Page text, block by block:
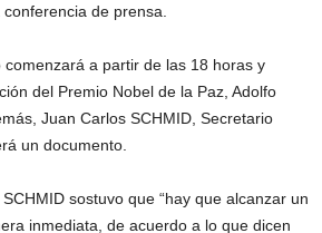
de prensa.
comenzará a partir de las 18 horas y
del Premio Nobel de la Paz, Adolfo
Juan Carlos SCHMID, Secretario
un documento.
sostuvo que “hay que alcanzar un
inmediata, de acuerdo a lo que dicen